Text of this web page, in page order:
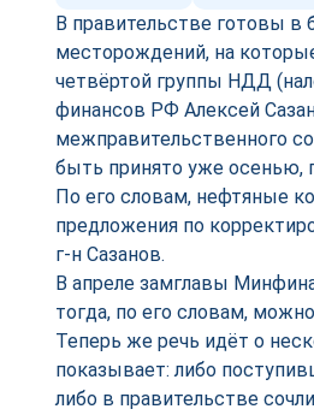
В правительстве готовы в
месторождений, на
четвёртой группы НДД
финансов РФ Алексей
межправительственного
быть принято уже осенью,
По его словам, нефтяные
предложения по
г-н Сазанов.
В апреле замглавы
тогда, по его словам,
Теперь же речь идёт о
показывает: либо
либо в правительстве